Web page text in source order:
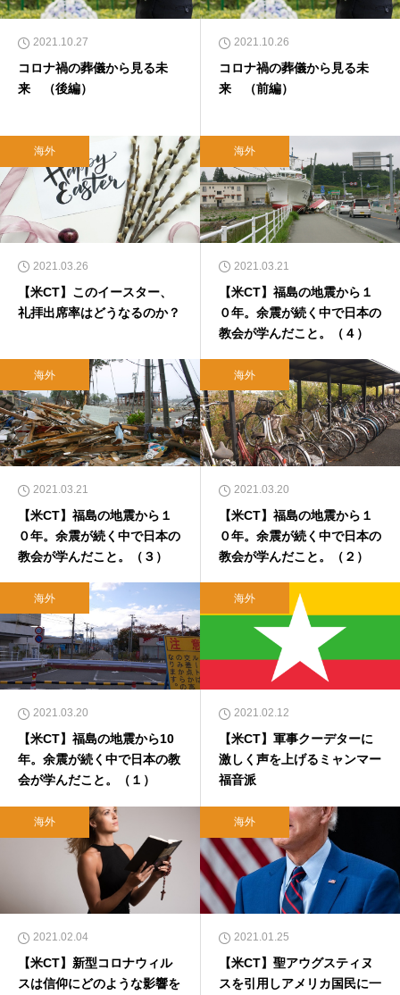
2021.10.27
コロナ禍の葬儀から見る未
来 （後編）
2021.10.26
コロナ禍の葬儀から見る未
来 （前編）
海外
2021.03.26
【米CT】このイースター、
礼拝出席率はどうなるのか？
海外
2021.03.21
【米CT】福島の地震から１
０年。余震が続く中で日本の
教会が学んだこと。（４）
海外
2021.03.21
【米CT】福島の地震から１
０年。余震が続く中で日本の
教会が学んだこと。（３）
海外
2021.03.20
【米CT】福島の地震から１
０年。余震が続く中で日本の
教会が学んだこと。（２）
海外
2021.03.20
【米CT】福島の地震から10
年。余震が続く中で日本の教
会が学んだこと。（１）
海外
2021.02.12
【米CT】軍事クーデターに
激しく声を上げるミャンマー
福音派
海外
2021.02.04
【米CT】新型コロナウィル
スは信仰にどのような影響を
海外
2021.01.25
【米CT】聖アウグスティヌ
スを引用しアメリカ国民に一